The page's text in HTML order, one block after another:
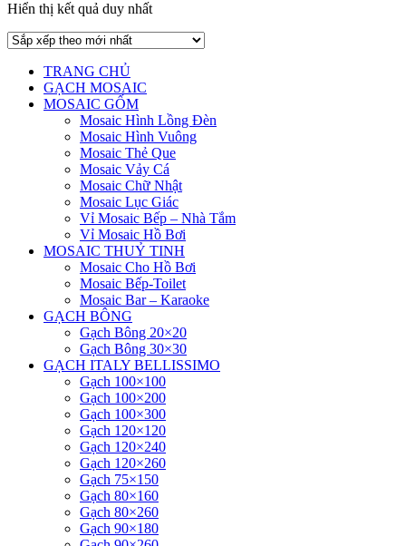
Hiển thị kết quả duy nhất
TRANG CHỦ
GẠCH MOSAIC
MOSAIC GỐM
Mosaic Hình Lồng Đèn
Mosaic Hình Vuông
Mosaic Thẻ Que
Mosaic Vảy Cá
Mosaic Chữ Nhật
Mosaic Lục Giác
Vỉ Mosaic Bếp – Nhà Tắm
Vỉ Mosaic Hồ Bơi
MOSAIC THUỶ TINH
Mosaic Cho Hồ Bơi
Mosaic Bếp-Toilet
Mosaic Bar – Karaoke
GẠCH BÔNG
Gạch Bông 20×20
Gạch Bông 30×30
GẠCH ITALY BELLISSIMO
Gạch 100×100
Gạch 100×200
Gạch 100×300
Gạch 120×120
Gạch 120×240
Gạch 120×260
Gạch 75×150
Gạch 80×160
Gạch 80×260
Gạch 90×180